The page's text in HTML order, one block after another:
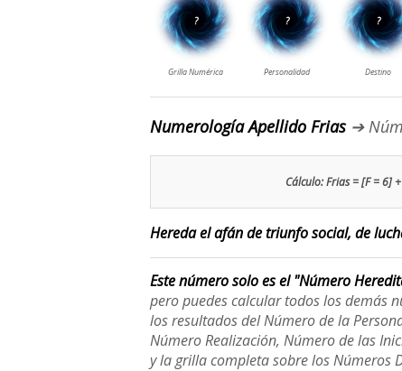
Numerología Apellido Frias ➔
Cálculo: Frias = [F = 6]
Hereda el afán de triunfo social, de
Este número solo es el "Número
pero puedes calcular todos los demás
los resultados del Número de la
Número Realización, Número de las
y la grilla completa sobre los Números